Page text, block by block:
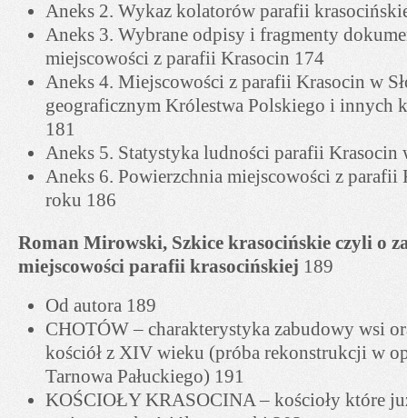
Aneks 2. Wykaz kolatorów parafii
Aneks 3. Wybrane odpisy i fragmenty
miejscowości z parafii Krasocin 174
Aneks 4. Miejscowości z parafii Krasocin w
geograficznym Królestwa Polskiego i innych
181
Aneks 5. Statystyka ludności parafii Krasocin
Aneks 6. Powierzchnia miejscowości z parafii
roku 186
Roman Mirowski, Szkice krasocińskie czyli o
miejscowości parafii krasocińskiej 189
Od autora 189
CHOTÓW – charakterystyka zabudowy wsi
kościół z XIV wieku (próba rekonstrukcji w
Tarnowa Pałuckiego) 191
KOŚCIOŁY KRASOCINA – kościoły które